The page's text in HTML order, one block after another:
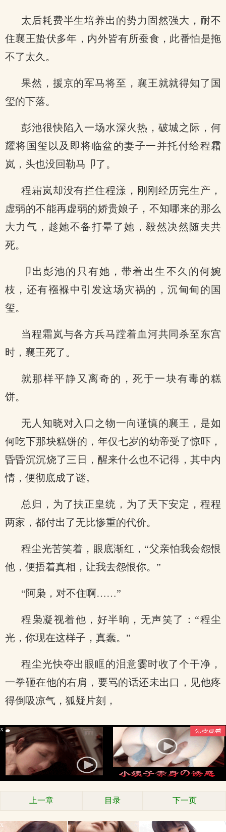
太后耗费半生培养出的势力固然强大，耐不
住襄王蛰伏多年，内外皆有所蚕食，此番怕是拖
不了太久。
果然，援京的军马将至，襄王就就得知了国
玺的下落。
彭池很快陷入一场水深火热，破城之际，何
耀将国玺以及即将临盆的妻子一并托付给程霜
岚，头也没回勒马卩了。
程霜岚却没有拦住程漾，刚刚经历完生产，
虚弱的不能再虚弱的娇贵娘子，不知哪来的那么
大力气，趁她不备打晕了她，毅然决然随夫共
死。
卩出彭池的只有她，带着出生不久的何婉
枝，还有襁褓中引发这场灾祸的，沉甸甸的国
玺。
当程霜岚与各方兵马蹚着血河共同杀至东宫
时，襄王死了。
就那样平静又离奇的，死于一块有毒的糕
饼。
无人知晓对入口之物一向谨慎的襄王，是如
何吃下那块糕饼的，年仅七岁的幼帝受了惊吓，
昏昏沉沉烧了三日，醒来什么也不记得，其中内
情，便彻底成了谜。
总归，为了扶正皇统，为了天下安定，程程
两家，都付出了无比惨重的代价。
程尘光苦笑着，眼底渐红，“父亲怕我会怨恨
他，便捂着真相，让我去怨恨你。”
“阿枭，对不住啊……”
程枭凝视着他，好半晌，无声笑了：“程尘
光，你现在这样子，真蠢。”
程尘光快夺出眼眶的泪意霎时收了个干净，
一拳砸在他的右肩，要骂的话还未出口，见他疼
得倒吸凉气，狐疑片刻，
x
上一章 目录 下一页
x